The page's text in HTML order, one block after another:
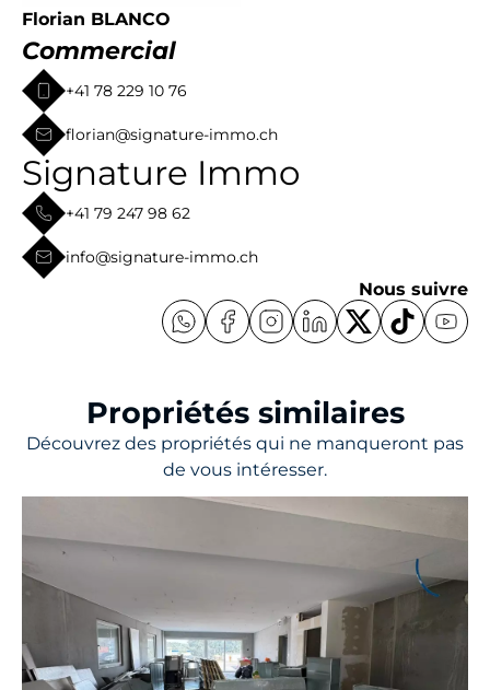
Florian BLANCO
Commercial
+41 78 229 10 76
florian@signature-immo.ch
Signature Immo
+41 79 247 98 62
info@signature-immo.ch
Nous suivre
Propriétés similaires
Découvrez des propriétés qui ne manqueront pas
de vous intéresser.